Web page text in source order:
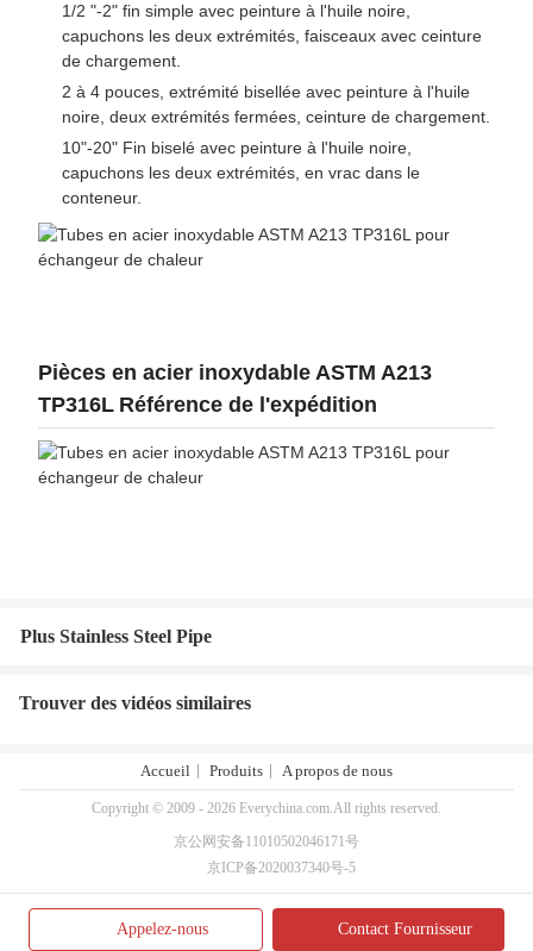
1/2 "-2" fin simple avec peinture à l'huile noire,
capuchons les deux extrémités, faisceaux avec ceinture
de chargement.
2 à 4 pouces, extrémité bisellée avec peinture à l'huile
noire, deux extrémités fermées, ceinture de chargement.
10"-20" Fin biselé avec peinture à l'huile noire,
capuchons les deux extrémités, en vrac dans le
conteneur.
Pièces en acier inoxydable ASTM A213
TP316L Référence de l'expédition
Plus Stainless Steel Pipe
Trouver des vidéos similaires
Appelez-nous Contact Fournisseur
Accueil Produits A propos de nous
Copyright © 2009 - 2026 Everychina.com.All rights reserved.
京公网安备11010502046171号
京ICP备2020037340号-5